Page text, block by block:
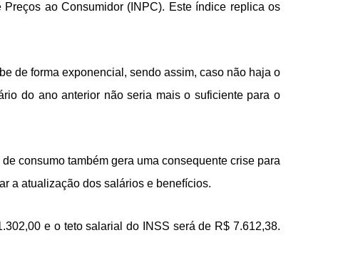
ao Consumidor (INPC). Este índice replica os
de forma exponencial, sendo assim, caso não haja o
do ano anterior não seria mais o suficiente para o
consumo também gera uma consequente crise para
a atualização dos salários e benefícios.
e o teto salarial do INSS será de R$ 7.612,38.